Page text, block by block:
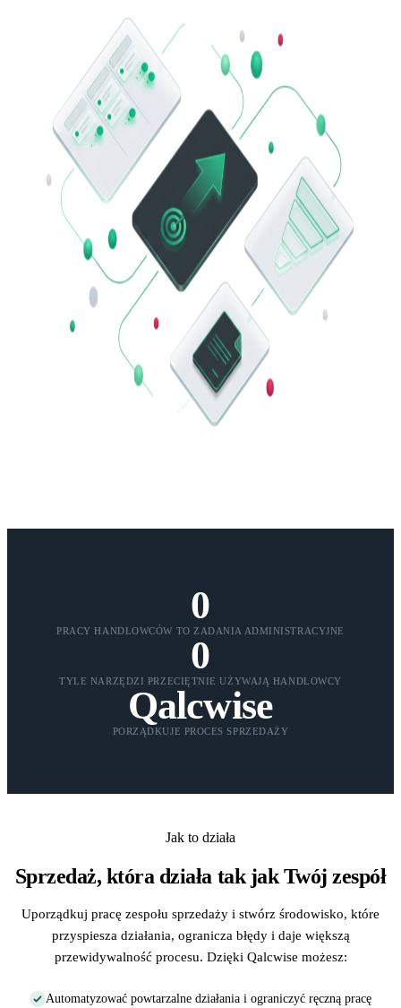
0
PRACY HANDLOWCÓW TO ZADANIA ADMINISTRACYJNE
0
TYLE NARZĘDZI PRZECIĘTNIE UŻYWAJĄ HANDLOWCY
Qalcwise
PORZĄDKUJE PROCES SPRZEDAŻY
Jak to działa
Sprzedaż, która działa tak jak Twój zespół
Uporządkuj pracę zespołu sprzedaży i stwórz środowisko, które
przyspiesza działania, ogranicza błędy i daje większą
przewidywalność procesu. Dzięki Qalcwise możesz:
Automatyzować powtarzalne działania i ograniczyć ręczną pracę